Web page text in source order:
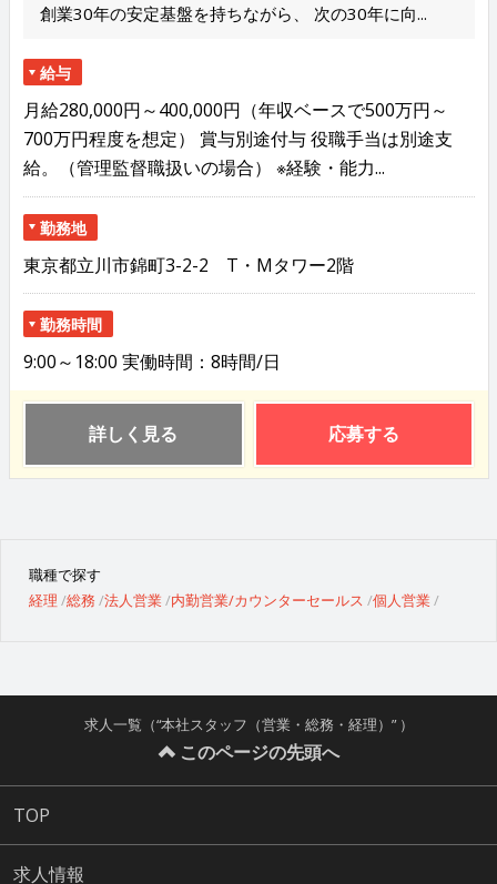
創業30年の安定基盤を持ちながら、 次の30年に向...
給与
月給280,000円～400,000円（年収ベースで500万円～
700万円程度を想定） 賞与別途付与 役職手当は別途支
給。（管理監督職扱いの場合） ※経験・能力...
勤務地
東京都立川市錦町3-2-2 T・Mタワー2階
勤務時間
9:00～18:00 実働時間：8時間/日
詳しく見る 応募する
職種で探す
経理 総務 法人営業 内勤営業/カウンターセールス 個人営業
求人一覧（“本社スタッフ（営業・総務・経理）” ）
このページの先頭へ
TOP
求人情報